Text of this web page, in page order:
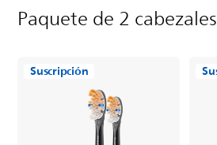
Paquete de 2
Suscripción